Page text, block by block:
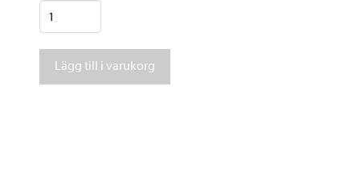
Shimano
skoöverdrag
Dual
H2oLägg till i varukorg